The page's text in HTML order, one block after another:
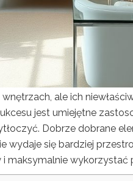
ale ich
jest umiejętne
Dobrze dobrane
wydaje się bardziej
wykorzystać